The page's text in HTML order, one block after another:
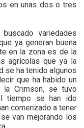
en unas dos o tres
variedades
ya generan buena
en la zona es de la
agrícolas que ya la
se ha tenido algunos
que ha habido un
la Crimson, se tuvo
tiempo se han ido
comenzado a tener
van mejorando los